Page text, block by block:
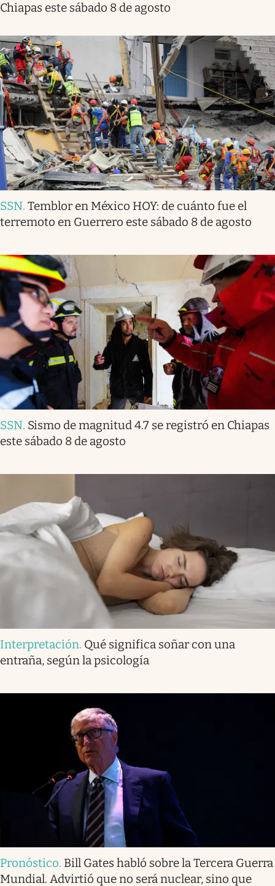
Chiapas este sábado 8 de agosto
SSN. Temblor en México HOY: de cuánto fue el
terremoto en Guerrero este sábado 8 de agosto
SSN. Sismo de magnitud 4.7 se registró en Chiapas
este sábado 8 de agosto
Interpretación. Qué significa soñar con una
entraña, según la psicología
Pronóstico. Bill Gates habló sobre la Tercera Guerra
Mundial. Advirtió que no será nuclear, sino que